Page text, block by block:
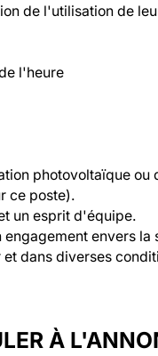
de l'utilisation de
l'heure
photovoltaïque
ce poste).
un esprit d'équipe.
envers la
dans diverses
À